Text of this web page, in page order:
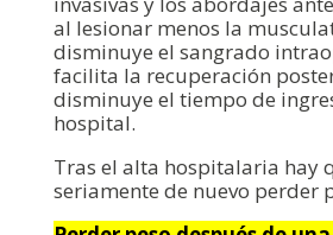
al lesionar menos la
disminuye el sangrado
facilita la recuperación
disminuye el tiempo de
hospital.
Tras el alta hospitalaria hay
seriamente de nuevo perder